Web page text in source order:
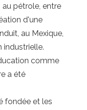
au pétrole, entre
d'une
au Mexique,
industrielle.
comme
a été
fondée et les